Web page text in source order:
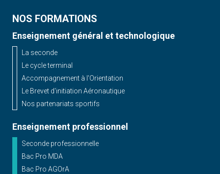
NOS FORMATIONS
Enseignement général et technologique
La seconde
Le cycle terminal
Accompagnement à l'Orientation
Le Brevet d'initiation Aéronautique
Nos partenariats sportifs
Enseignement professionnel
Seconde professionnelle
Bac Pro MDA
Bac Pro AGOrA